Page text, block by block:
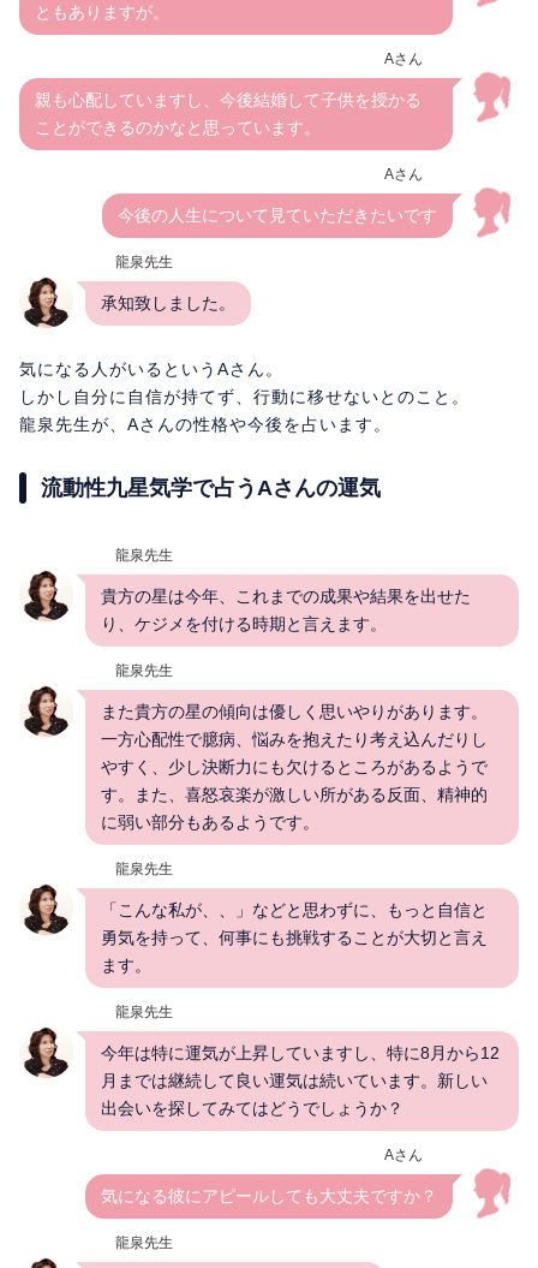
ともありますが。
Aさん
親も心配していますし、今後結婚して子供を授かる
ことができるのかなと思っています。
Aさん
今後の人生について見ていただきたいです
龍泉先生
承知致しました。
気になる人がいるというAさん。
しかし自分に自信が持てず、行動に移せないとのこと。
龍泉先生が、Aさんの性格や今後を占います。
流動性九星気学で占うAさんの運気
龍泉先生
貴方の星は今年、これまでの成果や結果を出せた
り、ケジメを付ける時期と言えます。
龍泉先生
また貴方の星の傾向は優しく思いやりがあります。
一方心配性で臆病、悩みを抱えたり考え込んだりし
やすく、少し決断力にも欠けるところがあるようで
す。また、喜怒哀楽が激しい所がある反面、精神的
に弱い部分もあるようです。
龍泉先生
「こんな私が、、」などと思わずに、もっと自信と
勇気を持って、何事にも挑戦することが大切と言え
ます。
龍泉先生
今年は特に運気が上昇していますし、特に8月から12
月までは継続して良い運気は続いています。新しい
出会いを探してみてはどうでしょうか？
Aさん
気になる彼にアピールしても大丈夫ですか？
龍泉先生